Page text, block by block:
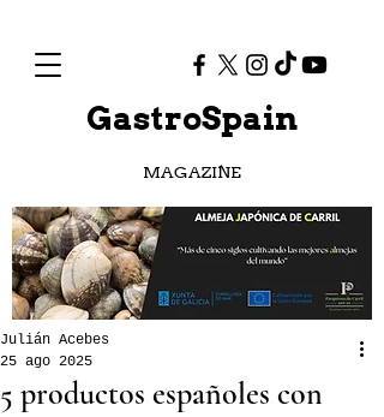
GastroSpain
MAGAZINE
5 productos españoles con
Julián Acebes
25 ago 2025